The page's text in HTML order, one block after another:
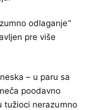
odlaganje“
pre više
– u paru sa
poodavno
tužioci nerazumno